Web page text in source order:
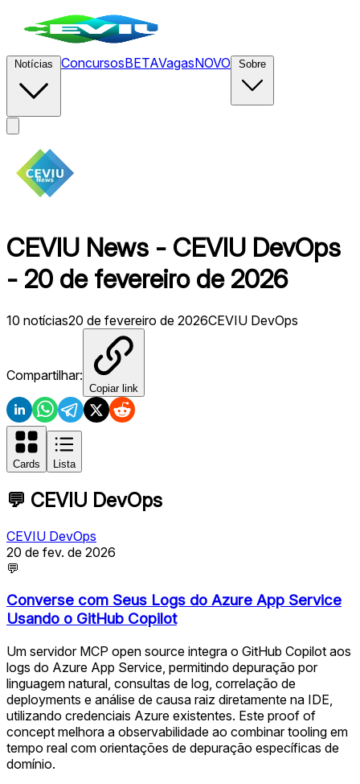
ConcursosBETAVagasNOVO
CEVIU News - CEVIU DevOps
- 20 de fevereiro de 2026
10 notícias20 de fevereiro de 2026CEVIU DevOps
Compartilhar:
Copiar link
Cards Lista
💬 CEVIU DevOps
CEVIU DevOps
20 de fev. de 2026
💬
Converse com Seus Logs do Azure App Service
Usando o GitHub Copilot
Um servidor MCP open source integra o GitHub Copilot aos
logs do Azure App Service, permitindo depuração por
linguagem natural, consultas de log, correlação de
deployments e análise de causa raiz diretamente na IDE,
utilizando credenciais Azure existentes. Este proof of
concept melhora a observabilidade ao combinar tooling em
tempo real com orientações de depuração específicas de
domínio.